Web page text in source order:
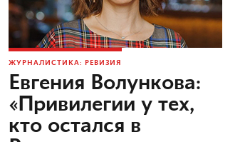
ЖУРНАЛИСТИКА: РЕВИЗИЯ
Евгения Волункова:
«Привилегии у тех,
кто остался в